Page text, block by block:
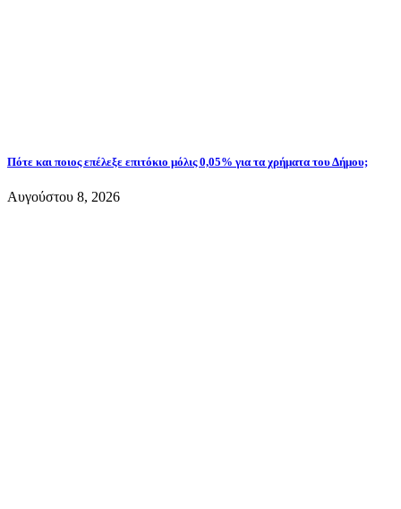
Πότε και ποιος επέλεξε επιτόκιο μόλις 0,05% για τα χρήματα του Δήμου;
Αυγούστου 8, 2026